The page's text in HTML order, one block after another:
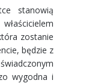
stanowią
zostanie
będzie z
wygodna i